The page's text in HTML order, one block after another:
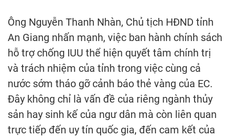
Ông Nguyễn Thanh Nhàn, Chủ tịch HĐND tỉnh
An Giang nhấn mạnh, việc ban hành chính sách
hỗ trợ chống IUU thể hiện quyết tâm chính trị
và trách nhiệm của tỉnh trong việc cùng cả
nước sớm tháo gỡ cảnh báo thẻ vàng của EC.
Đây không chỉ là vấn đề của riêng ngành thủy
sản hay sinh kế của ngư dân mà còn liên quan
trực tiếp đến uy tín quốc gia, đến cam kết của